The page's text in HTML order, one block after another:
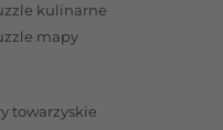
kulinarne
mapy
towarzyskie